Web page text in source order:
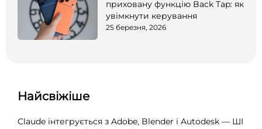
приховану функцію Back Tap: як
увімкнути керування
25 березня, 2026
Найсвіжіше
Claude інтегрується з Adobe, Blender і Autodesk — ШІ